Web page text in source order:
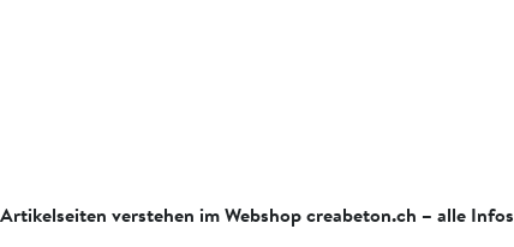
Artikelseiten verstehen im Webshop creabeton.ch – alle